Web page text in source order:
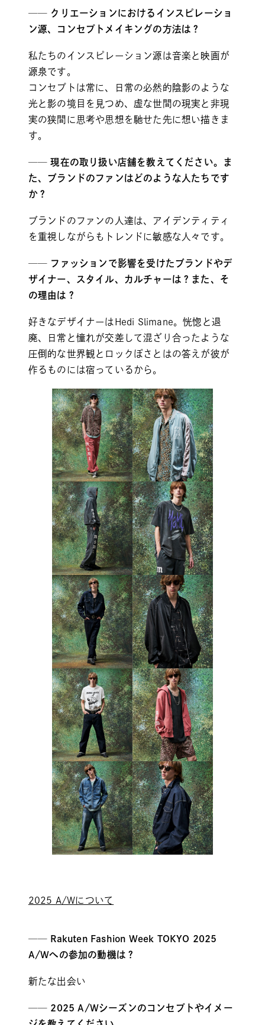
── クリエーションにおけるインスピレーショ
ン源、コンセプトメイキングの方法は？
私たちのインスピレーション源は音楽と映画が
源泉です。
コンセプトは常に、日常の必然的陰影のような
光と影の境目を見つめ、虚な世間の現実と非現
実の狭間に思考や思想を馳せた先に想い描きま
す。
── 現在の取り扱い店舗を教えてください。ま
た、ブランドのファンはどのような人たちです
か？
ブランドのファンの人達は、アイデンティティ
を重視しながらもトレンドに敏感な人々です。
── ファッションで影響を受けたブランドやデ
ザイナー、スタイル、カルチャーは？また、そ
の理由は？
好きなデザイナーはHedi Slimane。恍惚と退
廃、日常と憧れが交差して混ざり合ったような
圧倒的な世界観とロックぽさとはの答えが彼が
作るものには宿っているから。
2025 A/Wについて
── Rakuten Fashion Week TOKYO 2025
A/Wへの参加の動機は？
新たな出会い
── 2025 A/Wシーズンのコンセプトやイメー